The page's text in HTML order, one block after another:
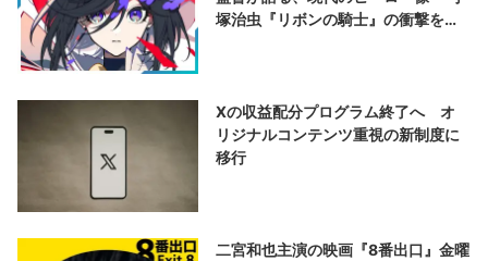
塚治虫『リボンの騎士』の衝撃を再
Xの収益配分プログラム終了へ オ
リジナルコンテンツ重視の新制度に
移行
二宮和也主演の映画『8番出口』金曜